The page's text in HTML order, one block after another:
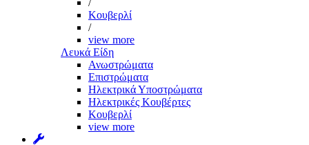
/
Κουβερλί
/
view more
Λευκά Είδη
Ανωστρώματα
Επιστρώματα
Ηλεκτρικά Υποστρώματα
Ηλεκτρικές Κουβέρτες
Κουβερλί
view more